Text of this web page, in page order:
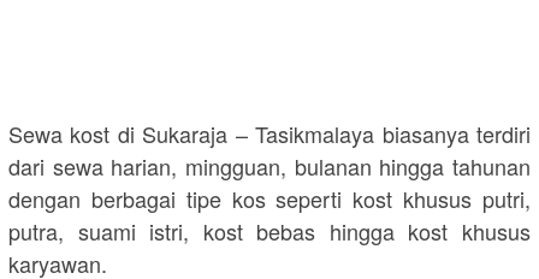
Sewa kost di Sukaraja – Tasikmalaya biasanya terdiri
dari sewa harian, mingguan, bulanan hingga tahunan
dengan berbagai tipe kos seperti kost khusus putri,
putra, suami istri, kost bebas hingga kost khusus
karyawan.